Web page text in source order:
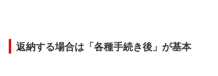
返納する場合は「各種手続き後」が基本